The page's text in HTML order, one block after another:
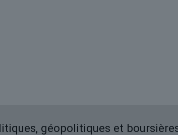
géopolitiques et